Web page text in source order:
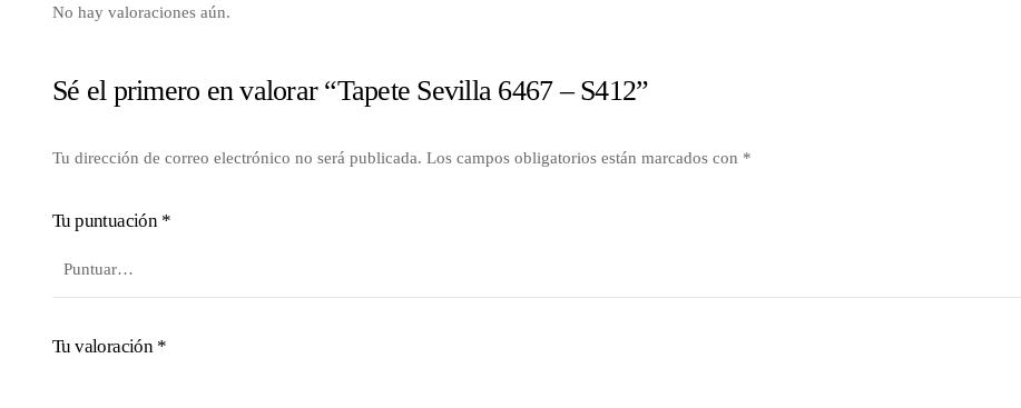
No hay valoraciones aún.
Sé el primero en valorar “Tapete Sevilla 6467 – S412”
Tu dirección de correo electrónico no será publicada. Los campos obligatorios están marcados con *
Tu puntuación *
Tu valoración *